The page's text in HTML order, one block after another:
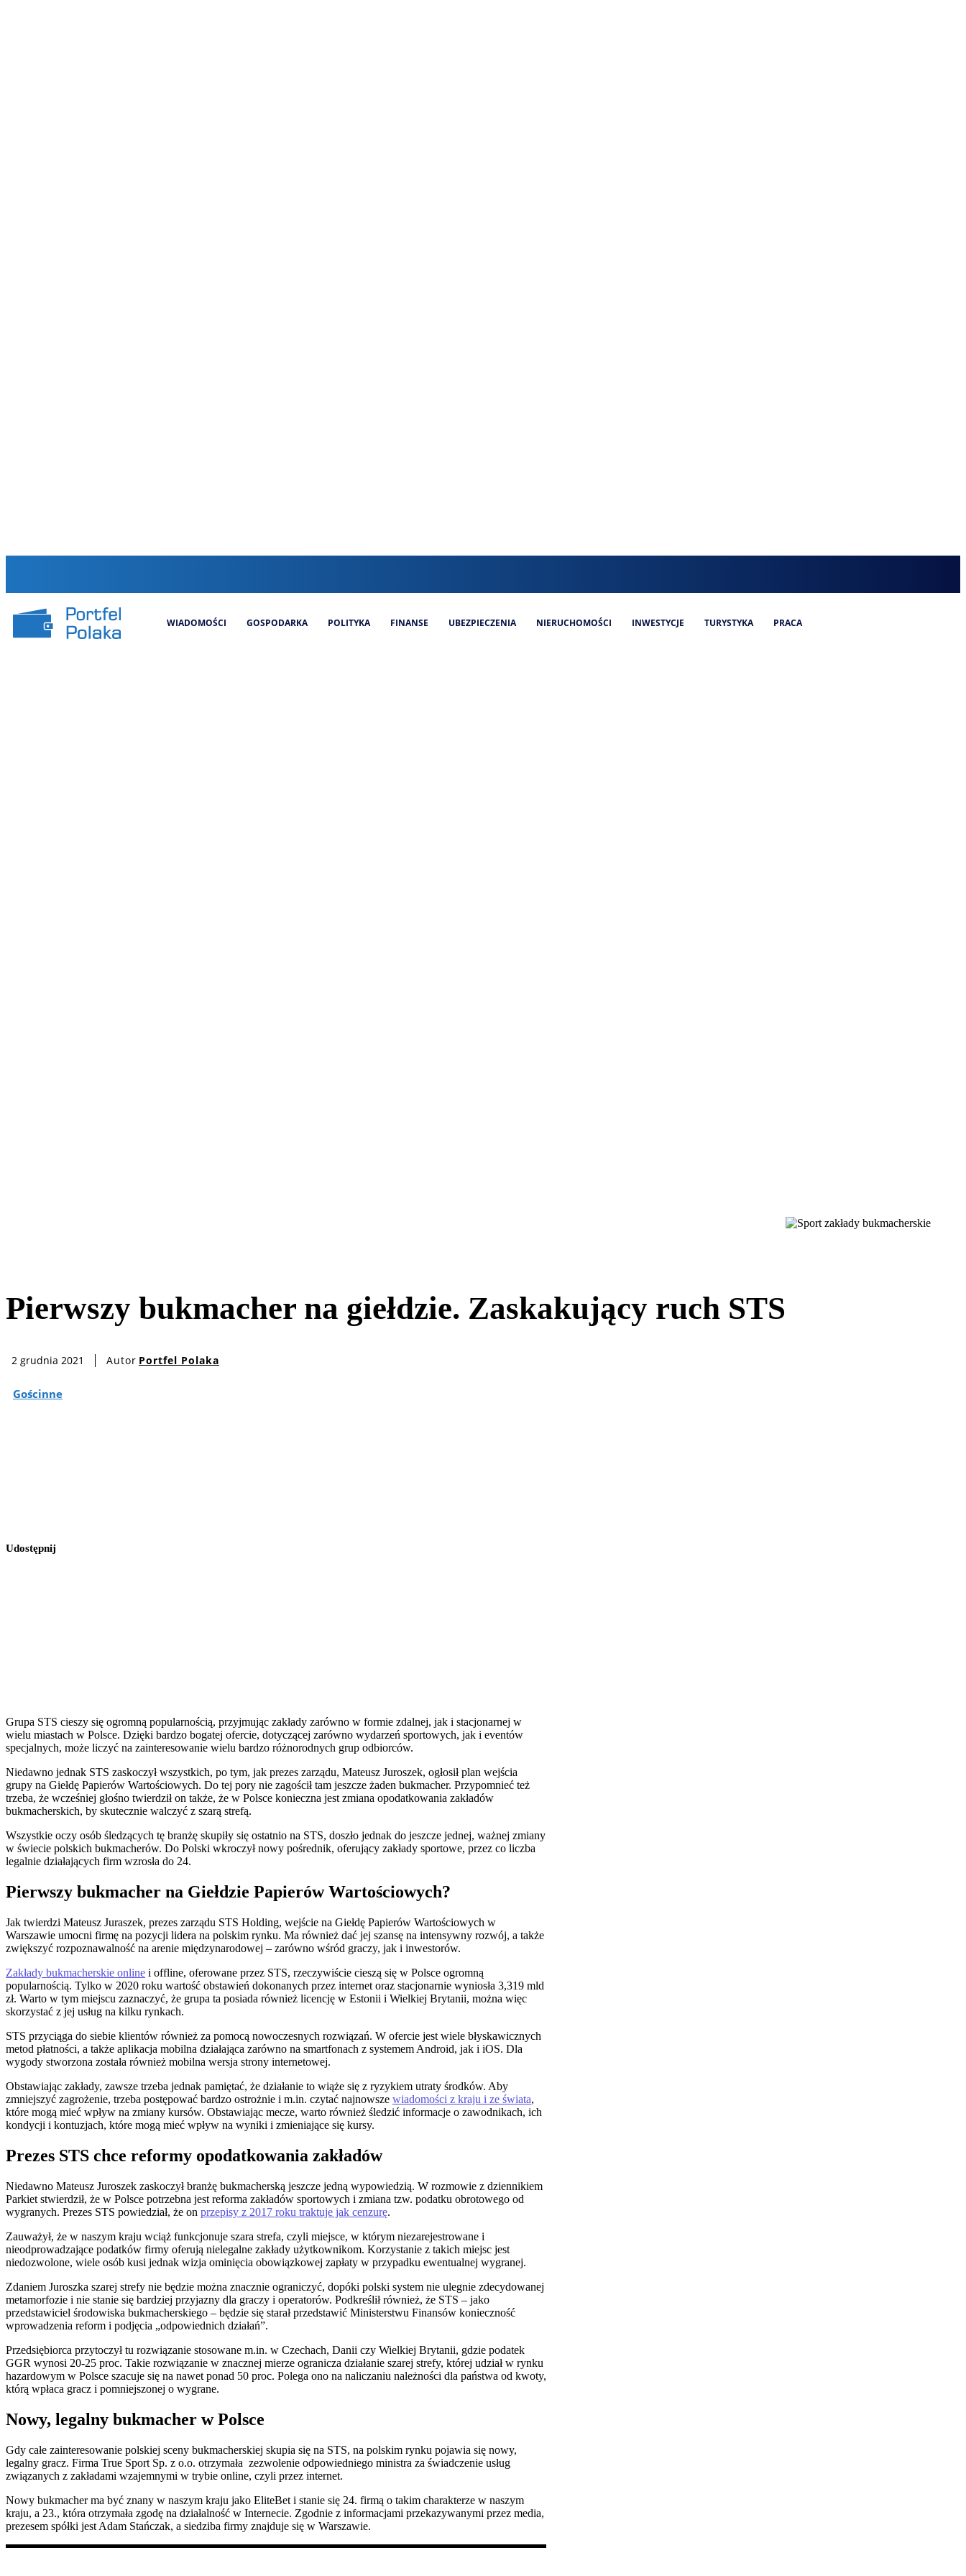
WIADOMOŚCI GOSPODARKA POLITYKA FINANSE UBEZPIECZENIA NIERUCHOMOŚCI INWESTYCJE TURYSTYKA PRACA
Pierwszy bukmacher na giełdzie. Zaskakujący ruch STS
2 grudnia 2021 Autor Portfel Polaka
Gościnne
Udostępnij
Grupa STS cieszy się ogromną popularnością, przyjmując zakłady zarówno w formie zdalnej, jak i stacjonarnej w
wielu miastach w Polsce. Dzięki bardzo bogatej ofercie, dotyczącej zarówno wydarzeń sportowych, jak i eventów
specjalnych, może liczyć na zainteresowanie wielu bardzo różnorodnych grup odbiorców.
Niedawno jednak STS zaskoczył wszystkich, po tym, jak prezes zarządu, Mateusz Juroszek, ogłosił plan wejścia
grupy na Giełdę Papierów Wartościowych. Do tej pory nie zagościł tam jeszcze żaden bukmacher. Przypomnieć też
trzeba, że wcześniej głośno twierdził on także, że w Polsce konieczna jest zmiana opodatkowania zakładów
bukmacherskich, by skutecznie walczyć z szarą strefą.
Wszystkie oczy osób śledzących tę branżę skupiły się ostatnio na STS, doszło jednak do jeszcze jednej, ważnej zmiany
w świecie polskich bukmacherów. Do Polski wkroczył nowy pośrednik, oferujący zakłady sportowe, przez co liczba
legalnie działających firm wzrosła do 24.
Pierwszy bukmacher na Giełdzie Papierów Wartościowych?
Jak twierdzi Mateusz Juraszek, prezes zarządu STS Holding, wejście na Giełdę Papierów Wartościowych w
Warszawie umocni firmę na pozycji lidera na polskim rynku. Ma również dać jej szansę na intensywny rozwój, a także
zwiększyć rozpoznawalność na arenie międzynarodowej – zarówno wśród graczy, jak i inwestorów.
Zakłady bukmacherskie online i offline, oferowane przez STS, rzeczywiście cieszą się w Polsce ogromną
popularnością. Tylko w 2020 roku wartość obstawień dokonanych przez internet oraz stacjonarnie wyniosła 3,319 mld
zł. Warto w tym miejscu zaznaczyć, że grupa ta posiada również licencję w Estonii i Wielkiej Brytanii, można więc
skorzystać z jej usług na kilku rynkach.
STS przyciąga do siebie klientów również za pomocą nowoczesnych rozwiązań. W ofercie jest wiele błyskawicznych
metod płatności, a także aplikacja mobilna działająca zarówno na smartfonach z systemem Android, jak i iOS. Dla
wygody stworzona została również mobilna wersja strony internetowej.
Obstawiając zakłady, zawsze trzeba jednak pamiętać, że działanie to wiąże się z ryzykiem utraty środków. Aby
zmniejszyć zagrożenie, trzeba postępować bardzo ostrożnie i m.in. czytać najnowsze wiadomości z kraju i ze świata,
które mogą mieć wpływ na zmiany kursów. Obstawiając mecze, warto również śledzić informacje o zawodnikach, ich
kondycji i kontuzjach, które mogą mieć wpływ na wyniki i zmieniające się kursy.
Prezes STS chce reformy opodatkowania zakładów
Niedawno Mateusz Juroszek zaskoczył branżę bukmacherską jeszcze jedną wypowiedzią. W rozmowie z dziennikiem
Parkiet stwierdził, że w Polsce potrzebna jest reforma zakładów sportowych i zmiana tzw. podatku obrotowego od
wygranych. Prezes STS powiedział, że on przepisy z 2017 roku traktuje jak cenzurę.
Zauważył, że w naszym kraju wciąż funkcjonuje szara strefa, czyli miejsce, w którym niezarejestrowane i
nieodprowadzające podatków firmy oferują nielegalne zakłady użytkownikom. Korzystanie z takich miejsc jest
niedozwolone, wiele osób kusi jednak wizja ominięcia obowiązkowej zapłaty w przypadku ewentualnej wygranej.
Zdaniem Juroszka szarej strefy nie będzie można znacznie ograniczyć, dopóki polski system nie ulegnie zdecydowanej
metamorfozie i nie stanie się bardziej przyjazny dla graczy i operatorów. Podkreślił również, że STS – jako
przedstawiciel środowiska bukmacherskiego – będzie się starał przedstawić Ministerstwu Finansów konieczność
wprowadzenia reform i podjęcia „odpowiednich działań”.
Przedsiębiorca przytoczył tu rozwiązanie stosowane m.in. w Czechach, Danii czy Wielkiej Brytanii, gdzie podatek
GGR wynosi 20-25 proc. Takie rozwiązanie w znacznej mierze ogranicza działanie szarej strefy, której udział w rynku
hazardowym w Polsce szacuje się na nawet ponad 50 proc. Polega ono na naliczaniu należności dla państwa od kwoty,
którą wpłaca gracz i pomniejszonej o wygrane.
Nowy, legalny bukmacher w Polsce
Gdy całe zainteresowanie polskiej sceny bukmacherskiej skupia się na STS, na polskim rynku pojawia się nowy,
legalny gracz. Firma True Sport Sp. z o.o. otrzymała zezwolenie odpowiedniego ministra za świadczenie usług
związanych z zakładami wzajemnymi w trybie online, czyli przez internet.
Nowy bukmacher ma być znany w naszym kraju jako EliteBet i stanie się 24. firmą o takim charakterze w naszym
kraju, a 23., która otrzymała zgodę na działalność w Internecie. Zgodnie z informacjami przekazywanymi przez media,
prezesem spółki jest Adam Stańczak, a siedziba firmy znajduje się w Warszawie.